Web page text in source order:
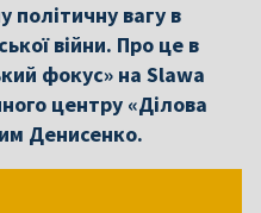
політичну вагу в
війни. Про це в
фокус» на Slawa
центру «Ділова
Денисенко.